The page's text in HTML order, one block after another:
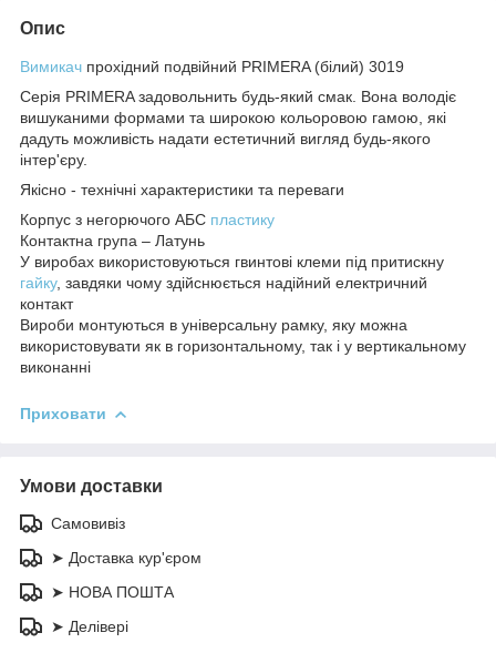
Опис
Вимикач прохідний подвійний PRIMERA (білий) 3019
Серія PRIMERA задовольнить будь-який смак. Вона володіє
вишуканими формами та широкою кольоровою гамою, які
дадуть можливість надати естетичний вигляд будь-якого
інтер'єру.
Якісно - технічні характеристики та переваги
Корпус з негорючого АБС пластику
Контактна група – Латунь
У виробах використовуються гвинтові клеми під притискну
гайку, завдяки чому здійснюється надійний електричний
контакт
Вироби монтуються в універсальну рамку, яку можна
використовувати як в горизонтальному, так і у вертикальному
виконанні
Приховати
Умови доставки
Самовивіз
➤ Доставка кур'єром
➤ НОВА ПОШТА
➤ Делівері